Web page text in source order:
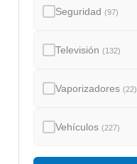
Seguridad(97)
Televisión(132)
Vaporizadores(22)
Vehículos(227)